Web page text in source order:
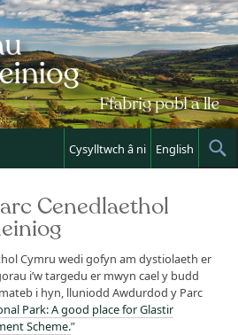
Skip
to
content
Cysylltwch â ni English
Cenedlaethol
Cymru wedi gofyn am dystiolaeth er
i’w targedu er mwyn cael y budd
i hyn, lluniodd Awdurdod y Parc
Park: A good place for Glastir
Scheme.”